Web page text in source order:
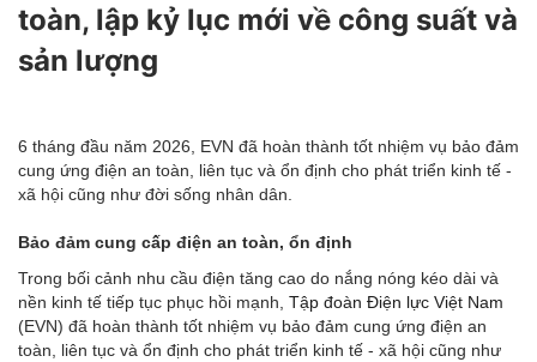
toàn, lập kỷ lục mới về công suất và
sản lượng
6 tháng đầu năm 2026, EVN đã hoàn thành tốt nhiệm vụ bảo đảm
cung ứng điện an toàn, liên tục và ổn định cho phát triển kinh tế -
xã hội cũng như đời sống nhân dân.
Bảo đảm cung cấp điện an toàn, ổn định
Trong bối cảnh nhu cầu điện tăng cao do nắng nóng kéo dài và
nền kinh tế tiếp tục phục hồi mạnh, Tập đoàn Điện lực Việt Nam
(EVN) đã hoàn thành tốt nhiệm vụ bảo đảm cung ứng điện an
toàn, liên tục và ổn định cho phát triển kinh tế - xã hội cũng như